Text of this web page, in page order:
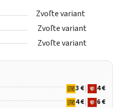
Zvoľte variant
Zvoľte variant
Zvoľte variant
3 €|
4 €
4 €| 6 €